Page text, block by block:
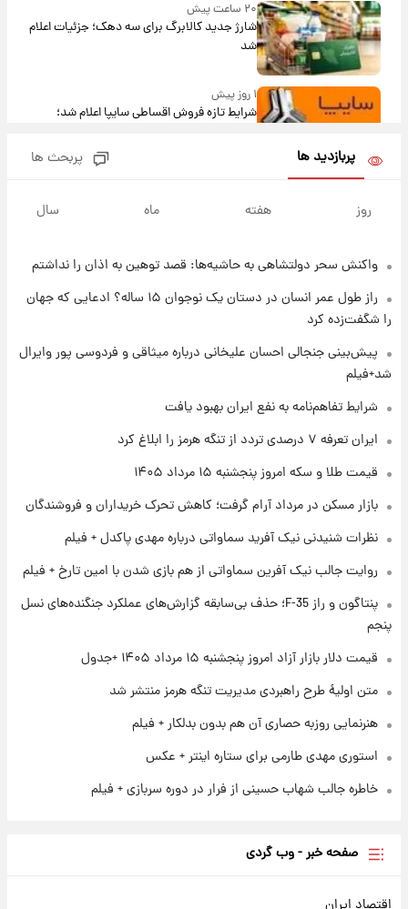
۲۰ ساعت پیش
شارژ جدید کالابرگ برای سه دهک؛ جزئیات اعلام
شد
۱ روز پیش
شرایط تازه فروش اقساطی سایپا اعلام شد؛
قیمت سکه و طلا فردا
۱ روز پیش
۱ روز پیش
فال روزانه واقعی پنجشنبه ۱۵ مرداد ۱۴۰۵
۱ روز پیش
سود مشارکت چند درصد است؟
پربازدید ها پربحث ها
روز هفته ماه سال
واکنش سحر دولتشاهی به حاشیه‌ها: قصد توهین به اذان را نداشتم
راز طول عمر انسان در دستان یک نوجوان ۱۵ ساله؟ ادعایی که جهان
را شگفت‌زده کرد
پیش‌بینی جنجالی احسان علیخانی درباره میثاقی و فردوسی پور وایرال
شد+فیلم
شرایط تفاهم‌نامه به نفع ایران بهبود یافت
ایران تعرفه ۷ درصدی تردد از تنگه هرمز را ابلاغ کرد
قیمت طلا و سکه امروز پنجشنبه ۱۵ مرداد ۱۴۰۵
بازار مسکن در مرداد آرام گرفت؛ کاهش تحرک خریداران و فروشندگان
نظرات شنیدنی نیک آفرید سماواتی درباره مهدی پاکدل + فیلم
روایت جالب نیک آفرین سماواتی از هم بازی شدن با امین تارخ + فیلم
پنتاگون و راز F-35؛ حذف بی‌سابقه گزارش‌های عملکرد جنگنده‌های نسل
پنجم
قیمت دلار بازار آزاد امروز پنجشنبه ۱۵ مرداد ۱۴۰۵ +جدول
متن اولیۀ طرح راهبردی مدیریت تنگه هرمز منتشر شد
هنرنمایی روزبه حصاری آن هم بدون بدلکار + فیلم
استوری مهدی طارمی برای ستاره اینتر + عکس
خاطره جالب شهاب حسینی از فرار در دوره سربازی + فیلم
صفحه خبر - وب گردی